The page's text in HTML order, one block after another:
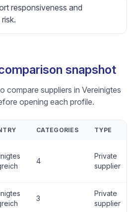
responsiveness and
snapshot
compare suppliers in Vereinigtes
opening each profile.
CATEGORIES TYPE
4
Private
supplier
3
Private
supplier